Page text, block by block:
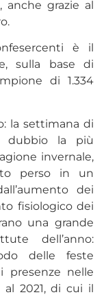
anche grazie al
è il
sulla base di
di 1.334
la settimana di
dubbio la più
invernale,
perso in un
dei
fisiologico dei
una grande
dell’anno:
delle feste
presenze nelle
al 2021, di cui il